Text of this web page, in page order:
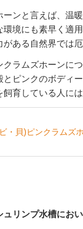
ーンと言えば、温
環境にも素早く適
がある自然界では
クラムズホーンに
とピンクのボディ
飼育している人に
・貝)ピンクラムズ
ュリンプ水槽にお